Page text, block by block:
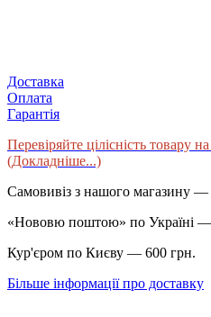
Доставка
Оплата
Гарантія
Перевіряйте цілісність товару
(Докладніше...)
Самовивіз з нашого магазину —
«Нововю поштою» по Україні —
Кур'єром по Києву — 600 грн.
Більше інформації про доставку